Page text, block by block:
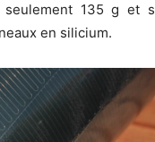
135 g et
en silicium.